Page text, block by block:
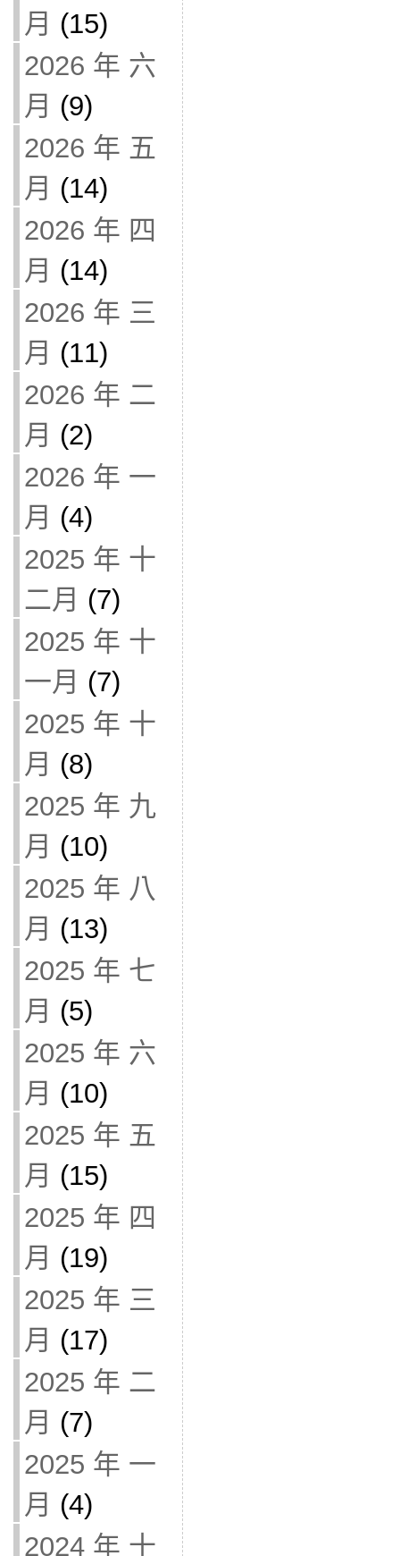
月 (15)
2026 年 六
月 (9)
2026 年 五
月 (14)
2026 年 四
月 (14)
2026 年 三
月 (11)
2026 年 二
月 (2)
2026 年 一
月 (4)
2025 年 十
二月 (7)
2025 年 十
一月 (7)
2025 年 十
月 (8)
2025 年 九
月 (10)
2025 年 八
月 (13)
2025 年 七
月 (5)
2025 年 六
月 (10)
2025 年 五
月 (15)
2025 年 四
月 (19)
2025 年 三
月 (17)
2025 年 二
月 (7)
2025 年 一
月 (4)
2024 年 十